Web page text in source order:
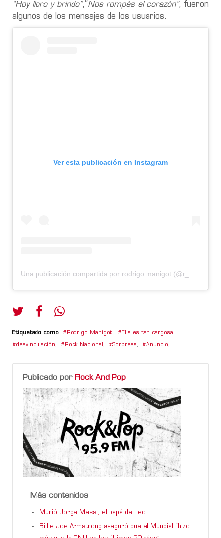
“Hoy lloro y brindo”,“Nos rompés el corazón”, fueron
algunos de los mensajes de los usuarios.
Ver esta publicación en Instagram
Etiquetado como Rodrigo Manigot, Ella es tan cargosa,
desvinculación, Rock Nacional , Sorpresa, Anuncio,
Publicado por Rock And Pop
Más contenidos
Murió Jorge Messi, el papá de Leo
Billie Joe Armstrong aseguró que el Mundial “hizo